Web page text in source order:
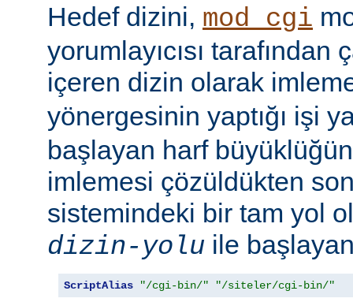
Hedef dizini, mod_cgi
yorumlayıcısı tarafından
içeren dizin olarak
yönergesinin yaptığı işi
başlayan harf
imlemesi çözüldükten
sistemindeki bir tam yol
dizin-yolu ile
ScriptAlias "/cgi-bin/" "/siteler/cgi-bin/"